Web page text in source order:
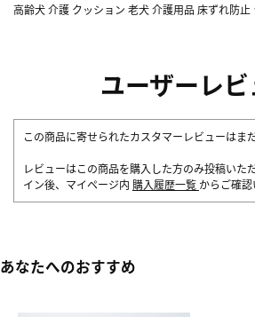
高齢犬 介護 クッション 老犬 介護用品 床ずれ防止
ユーザーレ
この商品に寄せられたカスタマーレビューはま
レビューはこの商品を購入した方のみ投稿いた
イン後、マイページ内 購入履歴一覧 からご確認
あなたへのおすすめ